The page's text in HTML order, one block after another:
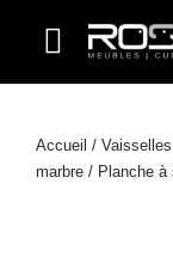
Accueil / Vaisselles
marbre / Planche à